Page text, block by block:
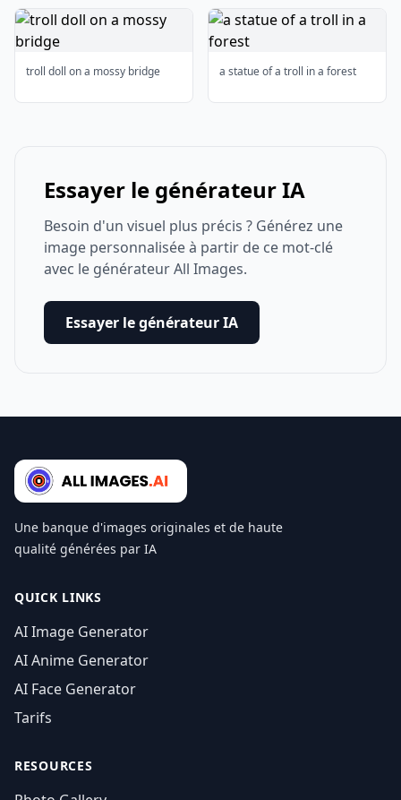
troll doll on a mossy bridge a statue of a troll in a forest
Essayer le générateur IA
Besoin d'un visuel plus précis ? Générez une
image personnalisée à partir de ce mot-clé
avec le générateur All Images.
Essayer le générateur IA
Une banque d'images originales et de haute
qualité générées par IA
QUICK LINKS
AI Image Generator
AI Anime Generator
AI Face Generator
Tarifs
RESOURCES